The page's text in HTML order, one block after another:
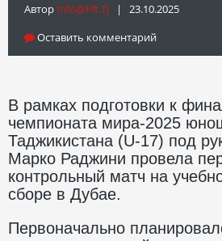
Автор Info@fft.tj | 23.10.2025
Оставить комментарий
В рамках подготовки к
чемпионата мира-2025
Таджикистана (U-17) под
Марко Раджини провела
контрольный матч на
сборе в Дубае.
Первоначально